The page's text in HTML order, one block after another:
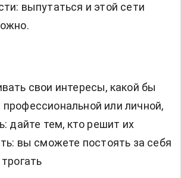
выпутаться и этой сети
свои интересы, какой бы
или личной,
дайте тем, кто решит их
вы сможете постоять за себя